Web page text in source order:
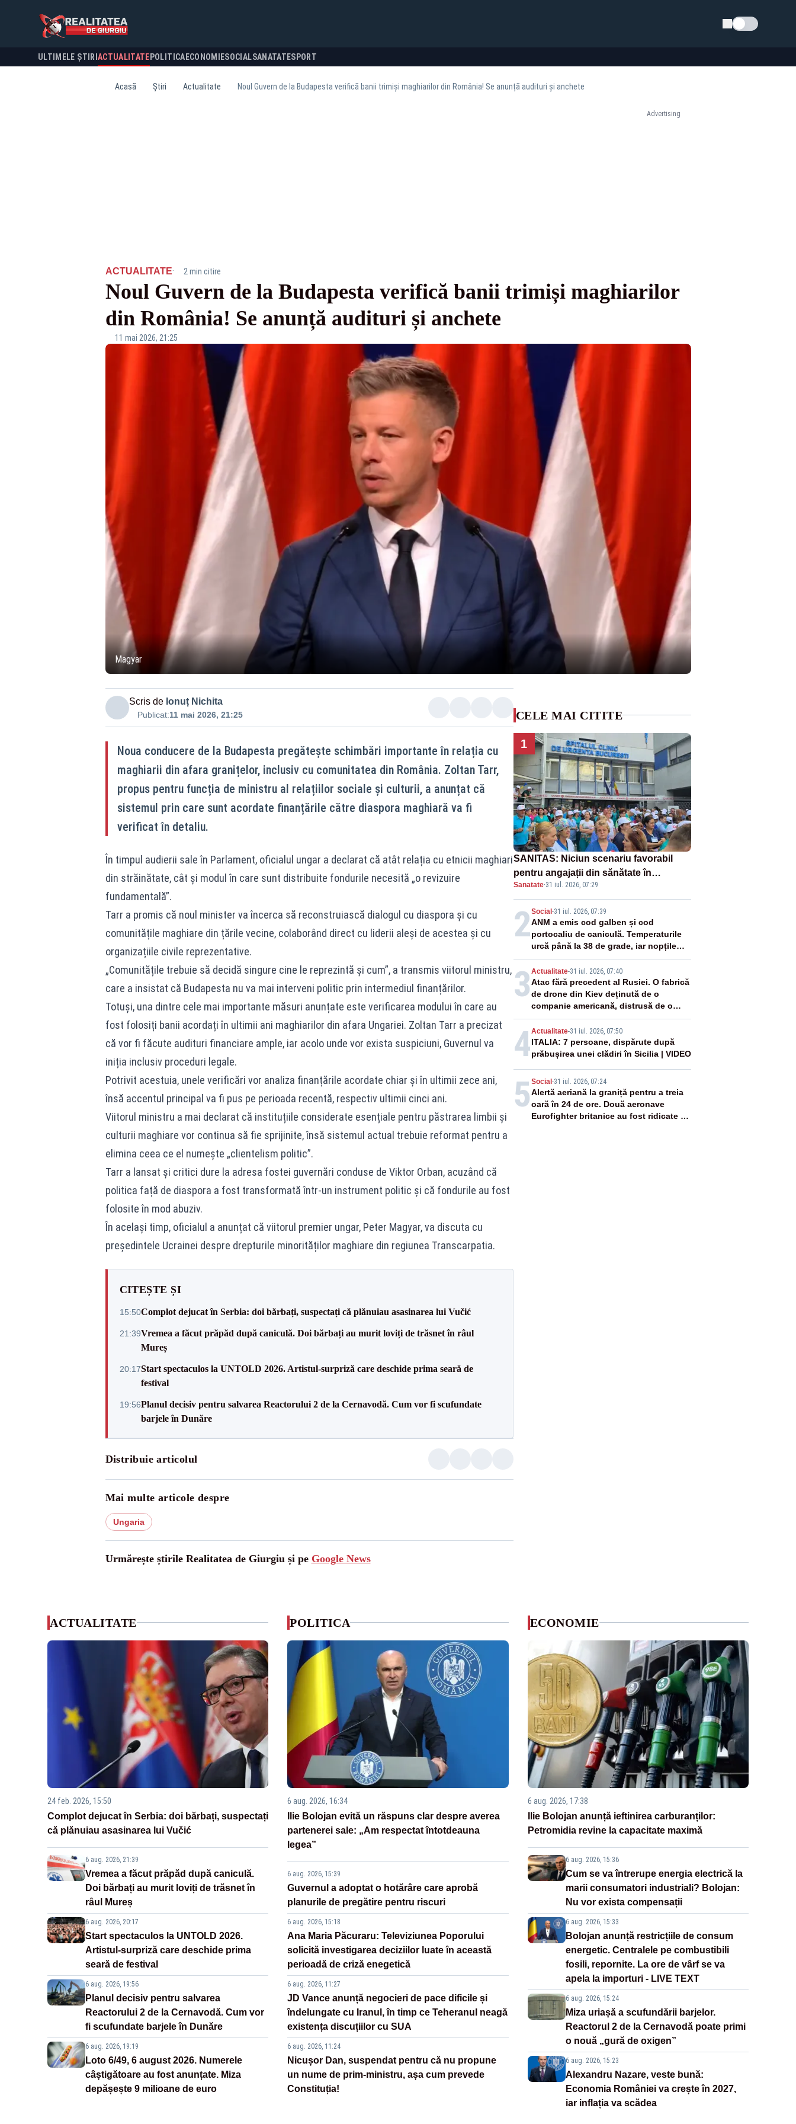
Schimba tema
ULTIMELE ȘTIRI ACTUALITATE POLITICA ECONOMIESOCIALSANATATESPORT
Acasă Știri Actualitate Noul Guvern de la Budapesta verifică banii trimiși maghiarilor din România! Se anunță audituri și anchete
Advertising
ACTUALITATE· 2 min citire
Noul Guvern de la Budapesta verifică banii trimiși maghiarilor
din România! Se anunță audituri și anchete
11 mai 2026, 21:25
Magyar
Scris de Ionuț Nichita
Publicat:11 mai 2026, 21:25
Noua conducere de la Budapesta pregătește schimbări importante în relația cu
maghiarii din afara granițelor, inclusiv cu comunitatea din România. Zoltan Tarr,
propus pentru funcția de ministru al relațiilor sociale și culturii, a anunțat că
sistemul prin care sunt acordate finanțările către diaspora maghiară va fi
verificat în detaliu.
În timpul audierii sale în Parlament, oficialul ungar a declarat că atât relația cu etnicii maghiari
din străinătate, cât și modul în care sunt distribuite fondurile necesită „o revizuire
fundamentală”.
Tarr a promis că noul minister va încerca să reconstruiască dialogul cu diaspora și cu
comunitățile maghiare din țările vecine, colaborând direct cu liderii aleși de acestea și cu
organizațiile civile reprezentative.
„Comunitățile trebuie să decidă singure cine le reprezintă și cum”, a transmis viitorul ministru,
care a insistat că Budapesta nu va mai interveni politic prin intermediul finanțărilor.
Totuși, una dintre cele mai importante măsuri anunțate este verificarea modului în care au
fost folosiți banii acordați în ultimii ani maghiarilor din afara Ungariei. Zoltan Tarr a precizat
că vor fi făcute audituri financiare ample, iar acolo unde vor exista suspiciuni, Guvernul va
iniția inclusiv proceduri legale.
Potrivit acestuia, unele verificări vor analiza finanțările acordate chiar și în ultimii zece ani,
însă accentul principal va fi pus pe perioada recentă, respectiv ultimii cinci ani.
Viitorul ministru a mai declarat că instituțiile considerate esențiale pentru păstrarea limbii și
culturii maghiare vor continua să fie sprijinite, însă sistemul actual trebuie reformat pentru a
elimina ceea ce el numește „clientelism politic”.
Tarr a lansat și critici dure la adresa fostei guvernări conduse de Viktor Orban, acuzând că
politica față de diaspora a fost transformată într-un instrument politic și că fondurile au fost
folosite în mod abuziv.
În același timp, oficialul a anunțat că viitorul premier ungar, Peter Magyar, va discuta cu
președintele Ucrainei despre drepturile minorităților maghiare din regiunea Transcarpatia.
CITEȘTE ȘI
15:50Complot dejucat în Serbia: doi bărbați, suspectați că plănuiau asasinarea lui Vučić
21:39Vremea a făcut prăpăd după caniculă. Doi bărbați au murit loviți de trăsnet în râul
Mureș
20:17Start spectaculos la UNTOLD 2026. Artistul-surpriză care deschide prima seară de
festival
19:56Planul decisiv pentru salvarea Reactorului 2 de la Cernavodă. Cum vor fi scufundate
barjele în Dunăre
Distribuie articolul
Mai multe articole despre
Ungaria
Urmărește știrile Realitatea de Giurgiu și pe Google News
CELE MAI CITITE
1
SANITAS: Niciun scenariu favorabil
pentru angajații din sănătate în
proiectul Legii salarizării
Sanatate·31 iul. 2026, 07:29
2Social-31 iul. 2026, 07:39
ANM a emis cod galben și cod
portocaliu de caniculă. Temperaturile
urcă până la 38 de grade, iar nopțile
devin tropicale
3 Actualitate-31 iul. 2026, 07:40
Atac fără precedent al Rusiei. O fabrică
de drone din Kiev deținută de o
companie americană, distrusă de o
rachetă rusească
4Actualitate-31 iul. 2026, 07:50
ITALIA: 7 persoane, dispărute după
prăbușirea unei clădiri în Sicilia | VIDEO
5 Social-31 iul. 2026, 07:24
Alertă aeriană la graniță pentru a treia
oară în 24 de ore. Două aeronave
Eurofighter britanice au fost ridicate de
ACTUALITATE
24 feb. 2026, 15:50
Complot dejucat în Serbia: doi bărbați, suspectați
că plănuiau asasinarea lui Vučić
6 aug. 2026, 21:39
Vremea a făcut prăpăd după caniculă.
Doi bărbați au murit loviți de trăsnet în
râul Mureș
6 aug. 2026, 20:17
Start spectaculos la UNTOLD 2026.
Artistul-surpriză care deschide prima
seară de festival
6 aug. 2026, 19:56
Planul decisiv pentru salvarea
Reactorului 2 de la Cernavodă. Cum vor
fi scufundate barjele în Dunăre
6 aug. 2026, 19:19
Loto 6/49, 6 august 2026. Numerele
câștigătoare au fost anunțate. Miza
depășește 9 milioane de euro
POLITICA
6 aug. 2026, 16:34
Ilie Bolojan evită un răspuns clar despre averea
partenerei sale: „Am respectat întotdeauna
legea”
6 aug. 2026, 15:39
Guvernul a adoptat o hotărâre care aprobă
planurile de pregătire pentru riscuri
6 aug. 2026, 15:18
Ana Maria Păcuraru: Televiziunea Poporului
solicită investigarea deciziilor luate în această
perioadă de criză enegetică
6 aug. 2026, 11:27
JD Vance anunță negocieri de pace dificile și
îndelungate cu Iranul, în timp ce Teheranul neagă
existența discuțiilor cu SUA
6 aug. 2026, 11:24
Nicușor Dan, suspendat pentru că nu propune
un nume de prim-ministru, așa cum prevede
Constituția!
ECONOMIE
6 aug. 2026, 17:38
Ilie Bolojan anunță ieftinirea carburanților:
Petromidia revine la capacitate maximă
6 aug. 2026, 15:36
Cum se va întrerupe energia electrică la
marii consumatori industriali? Bolojan:
Nu vor exista compensații
6 aug. 2026, 15:33
Bolojan anunță restricțiile de consum
energetic. Centralele pe combustibili
fosili, repornite. La ore de vârf se va
apela la importuri - LIVE TEXT
6 aug. 2026, 15:24
Miza uriașă a scufundării barjelor.
Reactorul 2 de la Cernavodă poate primi
o nouă „gură de oxigen”
6 aug. 2026, 15:23
Alexandru Nazare, veste bună:
Economia României va crește în 2027,
iar inflația va scădea